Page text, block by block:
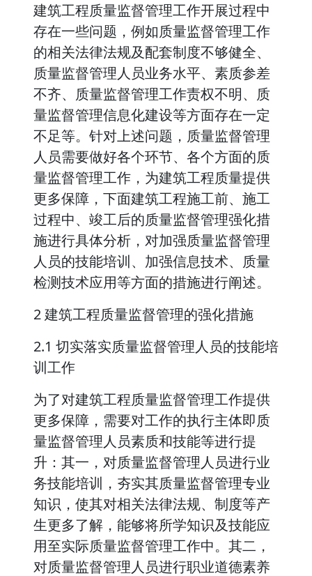
建筑工程质量监督管理工作开展过程中
存在一些问题，例如质量监督管理工作
的相关法律法规及配套制度不够健全、
质量监督管理人员业务水平、素质参差
不齐、质量监督管理工作责权不明、质
量监督管理信息化建设等方面存在一定
不足等。针对上述问题，质量监督管理
人员需要做好各个环节、各个方面的质
量监督管理工作，为建筑工程质量提供
更多保障，下面建筑工程施工前、施工
过程中、竣工后的质量监督管理强化措
施进行具体分析，对加强质量监督管理
人员的技能培训、加强信息技术、质量
检测技术应用等方面的措施进行阐述。
2 建筑工程质量监督管理的强化措施
2.1 切实落实质量监督管理人员的技能培
训工作
为了对建筑工程质量监督管理工作提供
更多保障，需要对工作的执行主体即质
量监督管理人员素质和技能等进行提
升：其一，对质量监督管理人员进行业
务技能培训，夯实其质量监督管理专业
知识，使其对相关法律法规、制度等产
生更多了解，能够将所学知识及技能应
用至实际质量监督管理工作中。其二，
对质量监督管理人员进行职业道德素养